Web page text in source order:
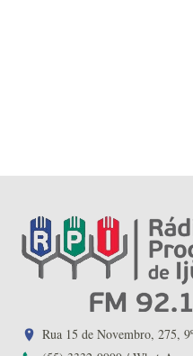
Rua 15 de Novembro, 275,